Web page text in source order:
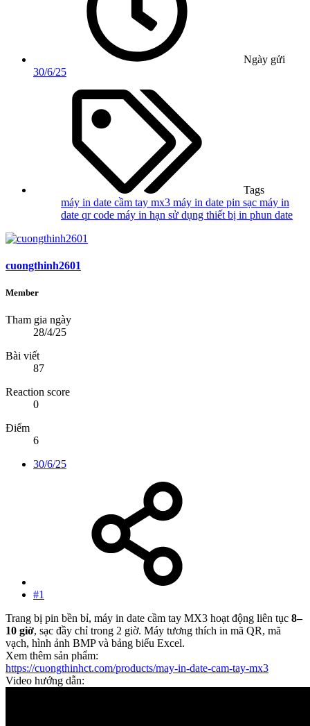
Ngày gửi
30/6/25
Tags
máy in date cầm tay mx3 máy in date pin sạc máy in
date qr code máy in hạn sử dụng thiết bị in phun date
cuongthinh2601
Member
Tham gia ngày
28/4/25
Bài viết
87
Reaction score
0
Điểm
6
30/6/25
#1
Trang bị pin bền bỉ, máy in date cầm tay MX3 hoạt động liên tục 8–
10 giờ, sạc đầy chỉ trong 2 giờ. Máy tương thích in mã QR, mã
vạch, hình ảnh BMP và bảng biểu Excel.
Xem thêm sản phẩm:
https://cuongthinhct.com/products/may-in-date-cam-tay-mx3
Video hướng dẫn: